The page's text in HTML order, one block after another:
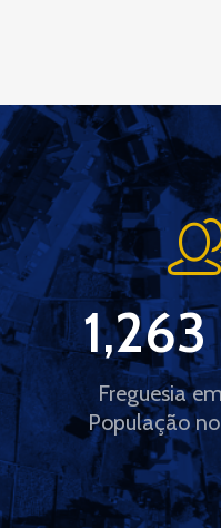
Freguesia
População
1,263